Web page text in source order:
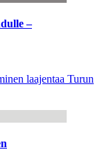
–
laajentaa Turun